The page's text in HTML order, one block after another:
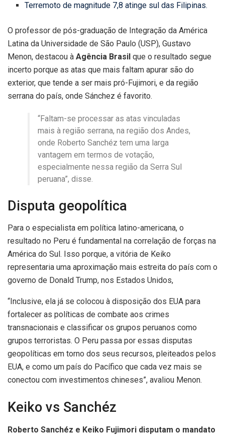
Terremoto de magnitude 7,8 atinge sul das Filipinas.
O professor de pós-graduação de Integração da América
Latina da Universidade de São Paulo (USP), Gustavo
Menon, destacou à Agência Brasil que o resultado segue
incerto porque as atas que mais faltam apurar são do
exterior, que tende a ser mais pró-Fujimori, e da região
serrana do país, onde Sánchez é favorito.
“Faltam-se processar as atas vinculadas
mais à região serrana, na região dos Andes,
onde Roberto Sanchéz tem uma larga
vantagem em termos de votação,
especialmente nessa região da Serra Sul
peruana”, disse.
Disputa geopolítica
Para o especialista em política latino-americana, o
resultado no Peru é fundamental na correlação de forças na
América do Sul. Isso porque, a vitória de Keiko
representaria uma aproximação mais estreita do país com o
governo de Donald Trump, nos Estados Unidos,
“Inclusive, ela já se colocou à disposição dos EUA para
fortalecer as políticas de combate aos crimes
transnacionais e classificar os grupos peruanos como
grupos terroristas. O Peru passa por essas disputas
geopolíticas em torno dos seus recursos, pleiteados pelos
EUA, e como um país do Pacífico que cada vez mais se
conectou com investimentos chineses”, avaliou Menon.
Keiko vs Sanchéz
Roberto Sanchéz e Keiko Fujimori disputam o mandato